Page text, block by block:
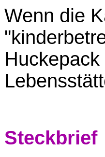
Wenn die
Steckbrief